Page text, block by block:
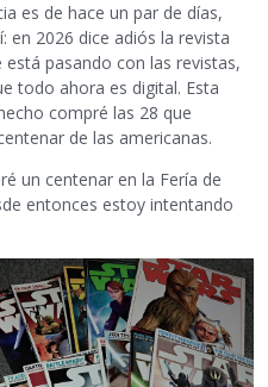
es de hace un par de días,
en 2026 dice adiós la revista
pasando con las revistas,
todo ahora es digital. Esta
compré las 28 que
de las americanas.
un centenar en la Fería de
entonces estoy intentando